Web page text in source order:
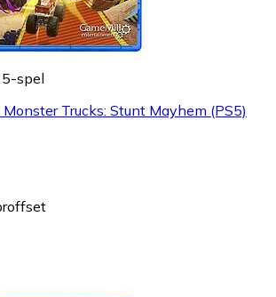
spel
Trucks: Stunt Mayhem (PS5)